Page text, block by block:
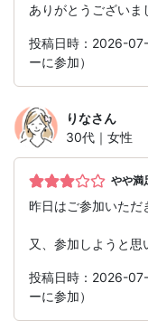
ありがとうございま
投稿日時：2026-
ーに参加）
りなさん
30代｜女性
やや満
昨日はご参加いただ
又、参加しようと思
投稿日時：2026-
ーに参加）